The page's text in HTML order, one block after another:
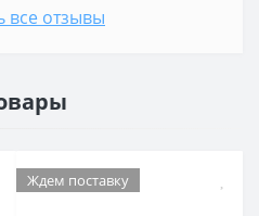
все отзывы
Ждем поставку